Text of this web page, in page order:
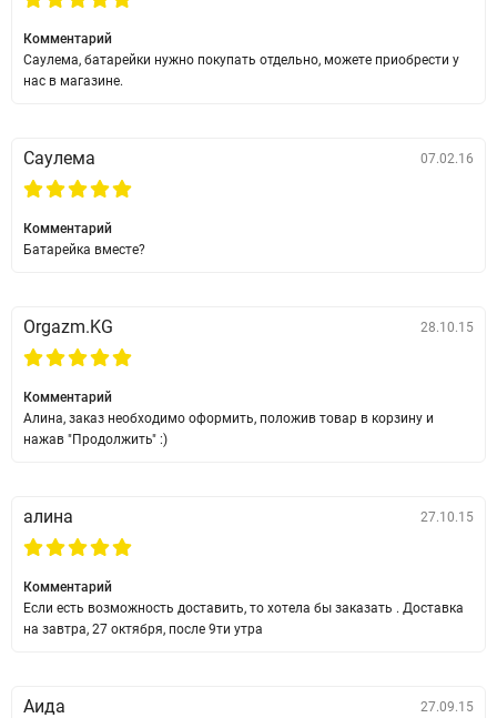
Комментарий
Саулема, батарейки нужно покупать отдельно, можете приобрести у
нас в магазине.
Саулема 07.02.16
Комментарий
Батарейка вместе?
Orgazm.KG 28.10.15
Комментарий
Алина, заказ необходимо оформить, положив товар в корзину и
нажав "Продолжить" :)
алина 27.10.15
Комментарий
Если есть возможность доставить, то хотела бы заказать . Доставка
на завтра, 27 октября, после 9ти утра
Аида 27.09.15